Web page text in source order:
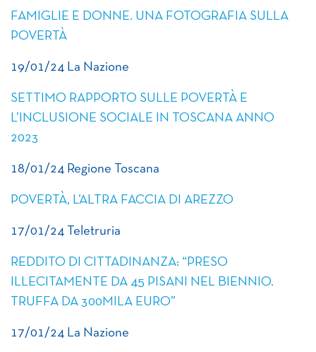
FAMIGLIE E DONNE. UNA FOTOGRAFIA SULLA
POVERTÀ
19/01/24 La Nazione
SETTIMO RAPPORTO SULLE POVERTÀ E
L’INCLUSIONE SOCIALE IN TOSCANA ANNO
2023
18/01/24 Regione Toscana
POVERTÀ, L’ALTRA FACCIA DI AREZZO
17/01/24 Teletruria
REDDITO DI CITTADINANZA: “PRESO
ILLECITAMENTE DA 45 PISANI NEL BIENNIO.
TRUFFA DA 300MILA EURO”
17/01/24 La Nazione